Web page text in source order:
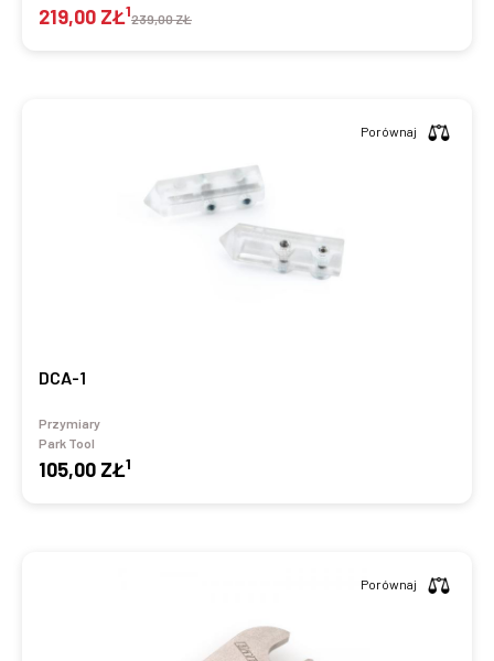
219,00 ZŁ1239,00 ZŁ
DCA-1
Przymiary
Park Tool
105,00 ZŁ1
Porównaj
Porównaj